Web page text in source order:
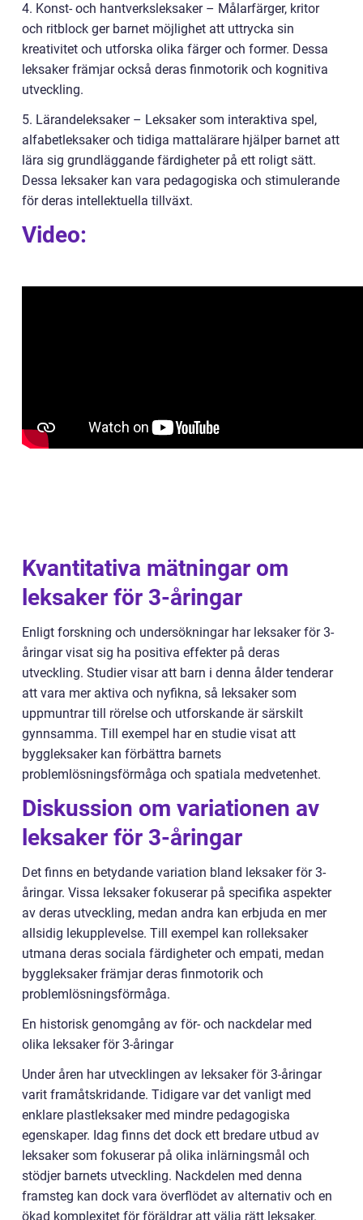
4. Konst- och hantverksleksaker – Målarfärger, kritor
och ritblock ger barnet möjlighet att uttrycka sin
kreativitet och utforska olika färger och former. Dessa
leksaker främjar också deras finmotorik och kognitiva
utveckling.
5. Lärandeleksaker – Leksaker som interaktiva spel,
alfabetleksaker och tidiga mattalärare hjälper barnet att
lära sig grundläggande färdigheter på ett roligt sätt.
Dessa leksaker kan vara pedagogiska och stimulerande
för deras intellektuella tillväxt.
Video:
Kvantitativa mätningar om
leksaker för 3-åringar
Enligt forskning och undersökningar har leksaker för 3-
åringar visat sig ha positiva effekter på deras
utveckling. Studier visar att barn i denna ålder tenderar
att vara mer aktiva och nyfikna, så leksaker som
uppmuntrar till rörelse och utforskande är särskilt
gynnsamma. Till exempel har en studie visat att
byggleksaker kan förbättra barnets
problemlösningsförmåga och spatiala medvetenhet.
Diskussion om variationen av
leksaker för 3-åringar
Det finns en betydande variation bland leksaker för 3-
åringar. Vissa leksaker fokuserar på specifika aspekter
av deras utveckling, medan andra kan erbjuda en mer
allsidig lekupplevelse. Till exempel kan rolleksaker
utmana deras sociala färdigheter och empati, medan
byggleksaker främjar deras finmotorik och
problemlösningsförmåga.
En historisk genomgång av för- och nackdelar med
olika leksaker för 3-åringar
Under åren har utvecklingen av leksaker för 3-åringar
varit framåtskridande. Tidigare var det vanligt med
enklare plastleksaker med mindre pedagogiska
egenskaper. Idag finns det dock ett bredare utbud av
leksaker som fokuserar på olika inlärningsmål och
stödjer barnets utveckling. Nackdelen med denna
framsteg kan dock vara överflödet av alternativ och en
ökad komplexitet för föräldrar att välja rätt leksaker.